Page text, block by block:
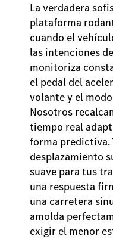
La verdadera
plataforma
cuando el
las intenciones
monitoriza
el pedal del
volante y el
Nosotros
tiempo real
forma predictiva.
desplazamiento
suave para tus
una respuesta
una carretera
amolda
exigir el menor